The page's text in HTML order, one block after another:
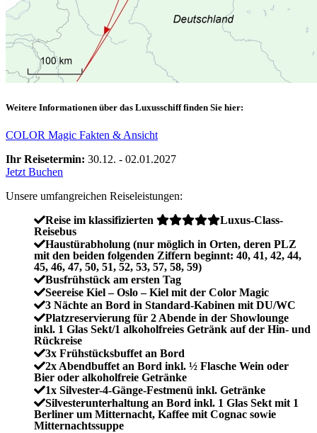
Weitere Informationen über das Luxusschiff finden Sie hier:
COLOR Magic Fakten & Ansicht
Ihr Reisetermin: 30.12. - 02.01.2027
Jetzt Buchen
Unsere umfangreichen Reiseleistungen:
Reise im klassifizierten
Luxus-Class-
Reisebus
Haustürabholung (nur möglich in Orten, deren PLZ
mit den beiden folgenden Ziffern beginnt: 40, 41, 42, 44,
45, 46, 47, 50, 51, 52, 53, 57, 58, 59)
Busfrühstück am ersten Tag
Seereise Kiel – Oslo – Kiel mit der Color Magic
3 Nächte an Bord in Standard-Kabinen mit DU/WC
Platzreservierung für 2 Abende in der Showlounge
inkl. 1 Glas Sekt/1 alkoholfreies Getränk auf der Hin- und
Rückreise
3x Frühstücksbuffet an Bord
2x Abendbuffet an Bord inkl. ½ Flasche Wein oder
Bier oder alkoholfreie Getränke
1x Silvester-4-Gänge-Festmenü inkl. Getränke
Silvesterunterhaltung an Bord inkl. 1 Glas Sekt mit 1
Berliner um Mitternacht, Kaffee mit Cognac sowie
Mitternachtssuppe